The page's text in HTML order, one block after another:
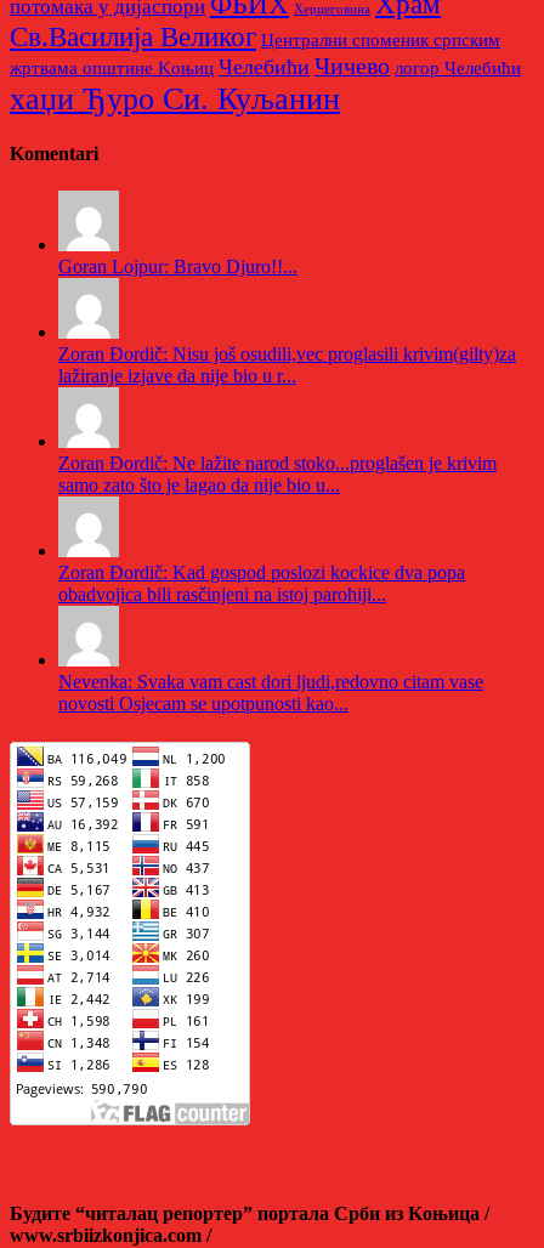
потомака у дијаспори Херцеговина
Св.Василија Великог Централни споменик српским
жртвама општине Kоњиц Челебићи Чичево логор Челебићи
хаџи Ђуро Си. Куљанин
Komentari
Goran Lojpur: Bravo Djuro!!...
Zoran Đordič: Nisu još osudili,vec proglasili krivim(gilty)za
lažiranje izjave da nije bio u r...
Zoran Đordič: Ne lažite narod stoko...proglašen je krivim
samo zato što je lagao da nije bio u...
Zoran Đordič: Kad gospod poslozi kockice dva popa
obadvojica bili rasčinjeni na istoj parohiji...
Nevenka: Svaka vam cast dori ljudi,redovno citam vase
novosti Osjecam se upotpunosti kao...
Будите “читалац репортер” портала Срби из Kоњица /
www.srbiizkonjica.com /